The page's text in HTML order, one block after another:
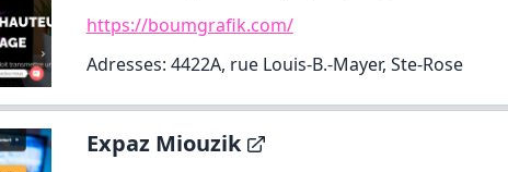
https://boumgrafik.com/
Adresses: 4422A, rue Louis-B.-Mayer, Ste-Rose
Expaz Miouzik